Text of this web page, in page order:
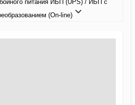
питания ИБП (UPS) / ИБП с
(On-line)